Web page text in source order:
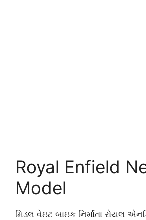
Royal Enfield
Model
મિડલ વેઇટ બાઇક નિર્માતા રોયલ